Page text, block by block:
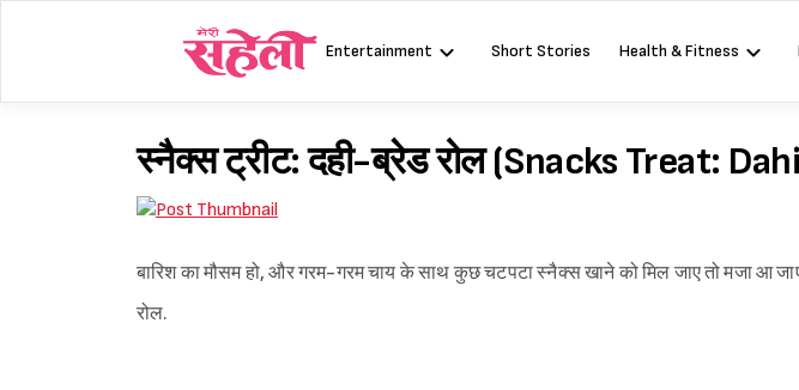
Entertainment Short Stories Health & Fitness
स्नैक्स ट्रीट: दही-ब्रेड रोल (Snacks Treat:
बारिश का मौसम हो, और गरम-गरम चाय के साथ कुछ चटपटा स्नैक्स खाने को मिल जाए तो मजा आ
रोल.